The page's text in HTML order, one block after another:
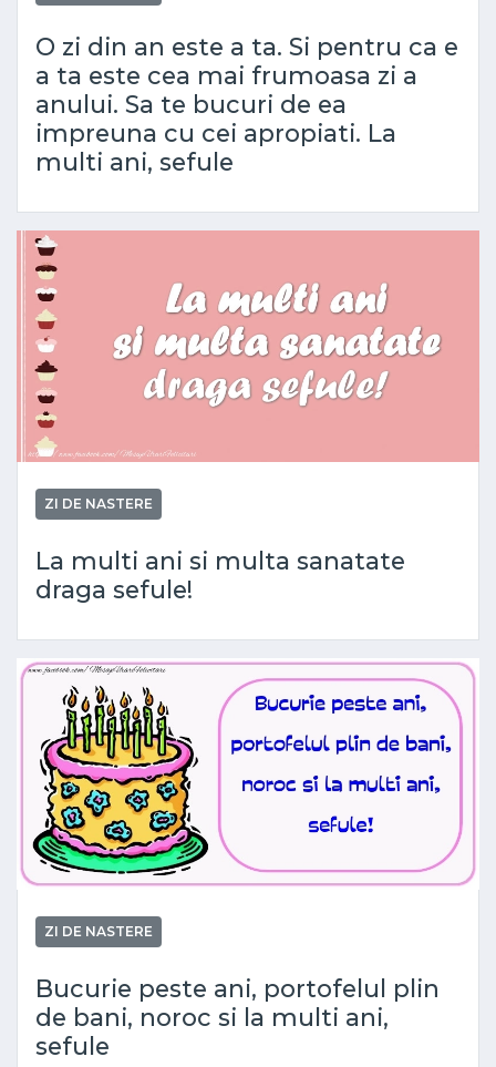
O zi din an este a ta. Si pentru ca e
a ta este cea mai frumoasa zi a
anului. Sa te bucuri de ea
impreuna cu cei apropiati. La
multi ani, sefule
ZI DE NASTERE
La multi ani si multa sanatate
draga sefule!
ZI DE NASTERE
Bucurie peste ani, portofelul plin
de bani, noroc si la multi ani,
sefule